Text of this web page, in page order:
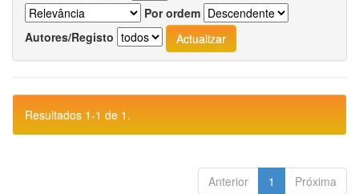
Por ordem
Autores/Registo
Resultados 1-1 de 1.
Anterior 1 Próxima